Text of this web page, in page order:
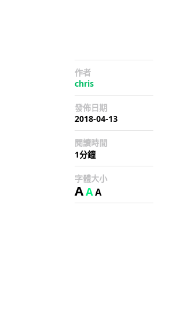
作者
chris
發佈日期
2018-04-13
閱讀時間
1分鐘
字體大小
AAA